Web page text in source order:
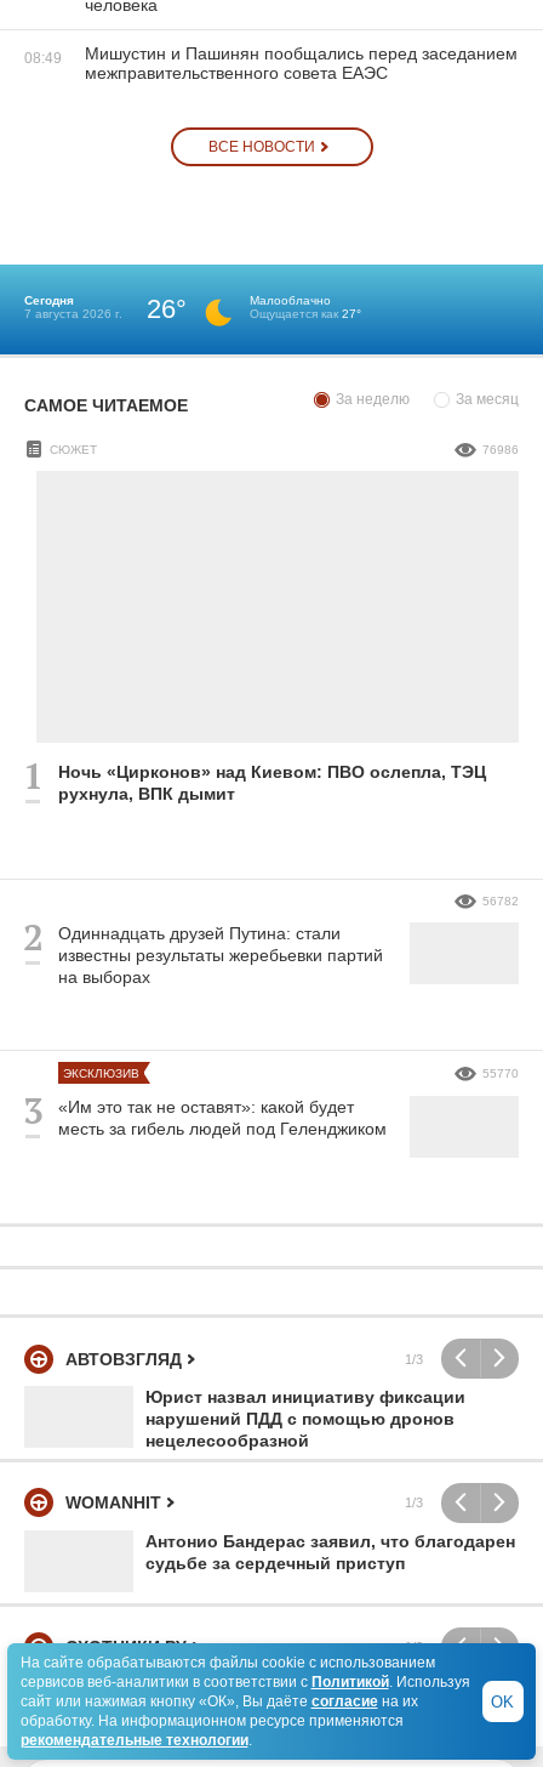
человека
08:49
Мишустин и Пашинян пообщались перед заседанием
межправительственного совета ЕАЭС
ВСЕ НОВОСТИ
Сегодня
7 августа 2026 г.
26°
Малооблачно
Ощущается как 27°
САМОЕ ЧИТАЕМОЕ За неделю За месяц
Ночь «Цирконов» над Киевом: ПВО ослепла, ТЭЦ
рухнула, ВПК дымит
СЮЖЕТ 76986
Одиннадцать друзей Путина: стали
известны результаты жеребьевки партий
на выборах
56782
«Им это так не оставят»: какой будет
месть за гибель людей под Геленджиком
ЭКСКЛЮЗИВ 55770
АВТОВЗГЛЯД 1/3
Юрист назвал инициативу фиксации
нарушений ПДД с помощью дронов
нецелесообразной
WOMANHIT 1/3
Антонио Бандерас заявил, что благодарен
судьбе за сердечный приступ
ОХОТНИКИ.РУ 1/3
Идём за жерехом! Часть 2. Рыбалка на
водоёмах с малой проточностью
На сайте обрабатываются файлы cookie с использованием
сервисов веб-аналитики в соответствии с Политикой. Используя
сайт или нажимая кнопку «ОК», Вы даёте согласиена их
обработку. На информационном ресурсе применяются
рекомендательные технологии.
OK